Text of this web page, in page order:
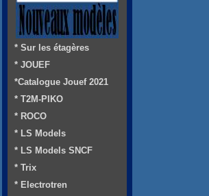
* Sur les étagères
* JOUEF
*Catalogue Jouef 2021
* T2M-PIKO
* ROCO
* LS Models
* LS Models SNCF
* Trix
* Electrotren